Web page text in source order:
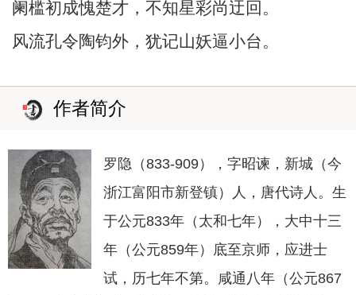
阑槛初成愧楚才，不知星彩尚迂回。
风流孔令陶钧外，犹记山妖逼小台。
作者简介
罗隐（833-909），字昭谏，新城（今
浙江富阳市新登镇）人，唐代诗人。生
于公元833年（太和七年），大中十三
年（公元859年）底至京师，应进士
试，历七年不第。咸通八年（公元867